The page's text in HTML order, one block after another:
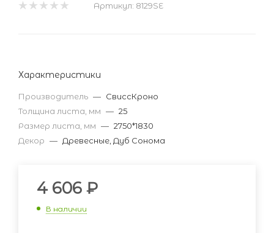
Артикул: 8129SE
Характеристики
Производитель — СвиссКроно
Толщина листа, мм — 25
Размер листа, мм — 2750*1830
Декор — Древесные, Дуб Сонома
4 606 ₽
В наличии